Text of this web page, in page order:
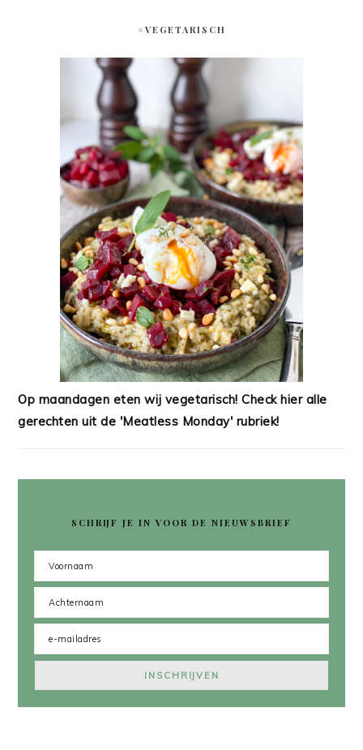
#VEGETARISCH
Op maandagen eten wij vegetarisch! Check hier alle
gerechten uit de 'Meatless Monday' rubriek!
SCHRIJF JE IN VOOR DE NIEUWSBRIEF